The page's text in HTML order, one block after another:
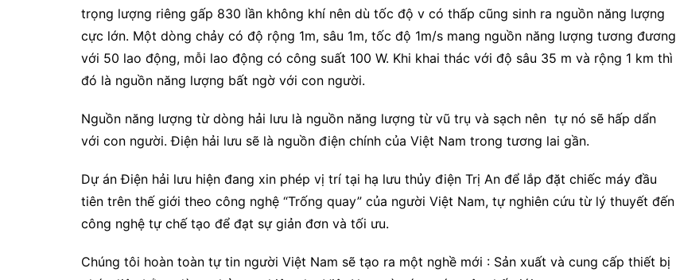
trọng lượng riêng gấp 830 lần không khí nên dù tốc độ v có thấp cũng sinh ra nguồn năng lượng
cực lớn. Một dòng chảy có độ rộng 1m, sâu 1m, tốc độ 1m/s mang nguồn năng lượng tương đương
với 50 lao động, mỗi lao động có công suất 100 W. Khi khai thác với độ sâu 35 m và rộng 1 km thì
đó là nguồn năng lượng bất ngờ với con người.
Nguồn năng lượng từ dòng hải lưu là nguồn năng lượng từ vũ trụ và sạch nên tự nó sẽ hấp dẩn
với con người. Điện hải lưu sẽ là nguồn điện chính của Việt Nam trong tương lai gần.
Dự án Điện hải lưu hiện đang xin phép vị trí tại hạ lưu thủy điện Trị An để lắp đặt chiếc máy đầu
tiên trên thế giới theo công nghệ “Trống quay” của người Việt Nam, tự nghiên cứu từ lý thuyết đến
công nghệ tự chế tạo để đạt sự giản đơn và tối ưu.
Chúng tôi hoàn toàn tự tin người Việt Nam sẽ tạo ra một nghề mới : Sản xuất và cung cấp thiết bị